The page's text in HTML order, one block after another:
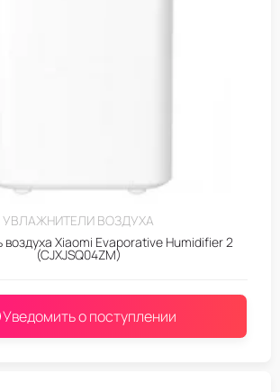
УВЛАЖНИТЕЛИ ВОЗДУХА
Xiaomi Evaporative Humidifier 2
(CJXJSQ04ZM)
Уведомить о поступлении